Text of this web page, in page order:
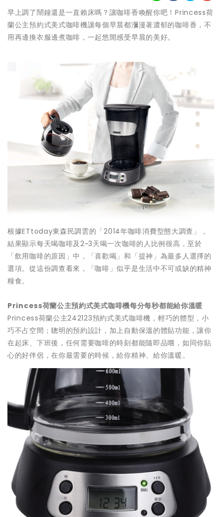
早上調了鬧鐘還是一直賴床嗎？讓咖啡香喚醒你吧！Princess荷
蘭公主預約式美式咖啡機讓每個早晨都瀰漫著濃郁的咖啡香，不
用再邊換衣服邊煮咖啡，一起悠閒感受早晨的美好。
根據ETtoday東森民調雲的「2014年咖啡消費型態大調查」，
結果顯示每天喝咖啡及2~3天喝一次咖啡的人比例很高，至於
「飲用咖啡的原因」中，「喜歡喝」和「提神」為最多人選擇的
選項。從這份調查看來，「咖啡」似乎是生活中不可或缺的精神
糧食。
Princess荷蘭公主預約式美式咖啡機每分每秒都能給你溫暖
Princess荷蘭公主242123預約式美式咖啡機，輕巧的體型，小
巧不占空間；聰明的預約設計，加上自動保溫的體貼功能，讓你
在起床、下班後，任何需要咖啡的時刻都能隨即品嚐，如同你貼
心的好伴侶，在你最需要的時候，給你精神、給你溫暖。